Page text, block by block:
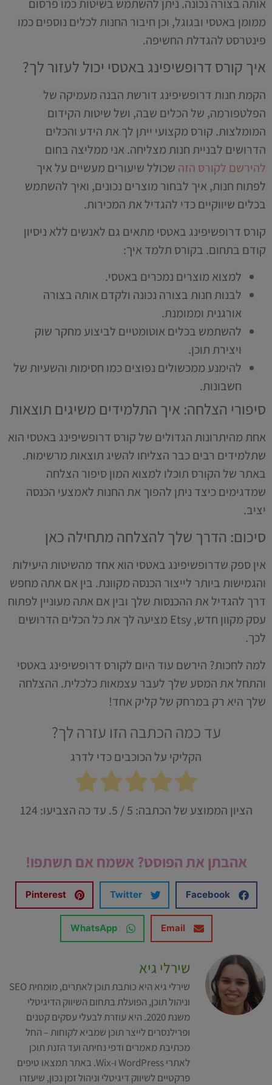
אותה בצורה נכונה. ניתן להשתמש בשיטות כמו פרסום
ממומן באטסי ובגוגל, וכן חיבור החנות לכלים נוספים כמו
פינטרסט להגדלת החשיפה.
איך קורס דרופשיפינג באטסי יכול לעזור לך?
הקמת חנות דרופשיפינג דורשת הבנה מעמיקה של
הפלטפורמה, של הכלים שבה, ושל שיטות הקידום
המומלצות. קורס מקצועי ייתן לך את הידע והכלים
הדרושים לבניית חנות מצליחה. אני ממליצה בחום
להירשם לקורס הזה שכולל שיעורים מעשיים על איך
לפתוח חנות, איך לבחור מוצרים נכונים, ואיך להשתמש
בכלים שיווקיים כדי להגדיל את המכירות.
קורס דרופשיפינג באטסי מתאים גם לאנשים ללא ניסיון
קודם בתחום. בקורס תלמד איך:
למצוא מוצרים נמכרים באטסי.
לבנות חנות בצורה נכונה ולקדם אותה בצורה
אורגנית וממומנת.
להשתמש בכלים אוטומטיים לביצוע מחקר שוק
ויצירת תוכן.
להימנע ממכשולים נפוצים כמו חסימות והשעיות של
חשבונות.
סיפורי הצלחה: איך התלמידים משיגים תוצאות
אחת מהיתרונות הגדולים של קורס דרופשיפינג באטסי הוא
שתלמידים רבים כבר הצליחו להשיג תוצאות מרשימות.
באתר של הקורס תוכלו למצוא המון סיפור הצלחה
שמדגימים כיצד ניתן להפוך את החנות לאמצעי הכנסה
יציב.
סיכום: הדרך שלך להצלחה מתחילה כאן
אין ספק שדרופשיפינג באטסי הוא אחד מהשיטות היעילות
והגמישות ביותר לייצור הכנסה מקוונת. בין אם אתה מחפש
דרך להגדיל את ההכנסות שלך ובין אם אתה מעוניין לפתוח
עסק מקוון חדש, Etsy מציעה לך את כל הכלים הדרושים
לכך.
למה לחכות? הירשם עוד היום לקורס דרופשיפינג באטסי
והתחל את המסע שלך לעבר עצמאות כלכלית. ההצלחה
שלך היא רק במרחק של קליק אחד!
עד כמה הכתבה הזו עזרה לך?
הקליקי על הכוכבים כדי לדרג
הציון הממוצע של הכתבה: 5/ 5. עד כה הצביעו: 124
אהבתן את הפוסט? אשמח אם תשתפו!
Facebook
Twitter
Pinterest
Email
WhatsApp
שירלי גיא
שירלי גיא היא כותבת תוכן לאתרים, מומחית SEO
וניהול תוכן, הפועלת בתחום השיווק הדיגיטלי
משנת 2020. היא עוזרת לבעלי עסקים קטנים
ופרילנסרים לייצר תוכן שמביא לקוחות – החל
מכתיבת מאמרים ודפי נחיתה ועד הזנת תוכן
לאתרי WordPress ו-Wix. באתר תמצאו טיפים
פרקטיים לשיווק דיגיטלי וניהול זמן נכון, שיעזרו